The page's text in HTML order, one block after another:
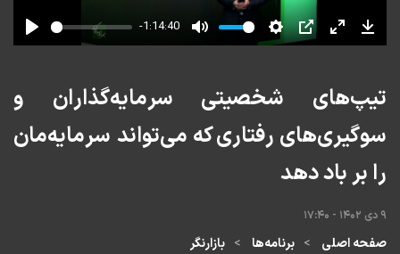
تیپ‌های شخصیتی سرمایه‌گذاران و
سوگیری‌های رفتاری که می‌تواند سرمایه‌مان
را بر باد دهد
۹ دی ۱۴۰۲ - ۱۷:۴۰
صفحه اصلی برنامه‌ها بازارنگر